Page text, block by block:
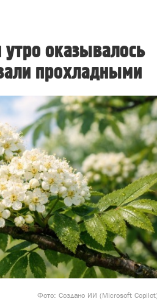
оказывалось
прохладными
Фото: Создано ИИ (Microsoft Copilot)